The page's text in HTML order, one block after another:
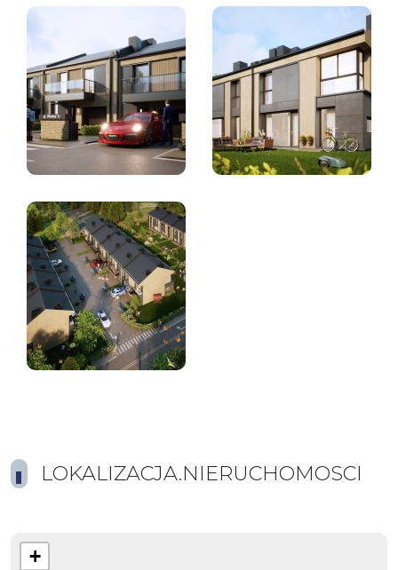
LOKALIZACJA.NIERUCHOMOSCI
+